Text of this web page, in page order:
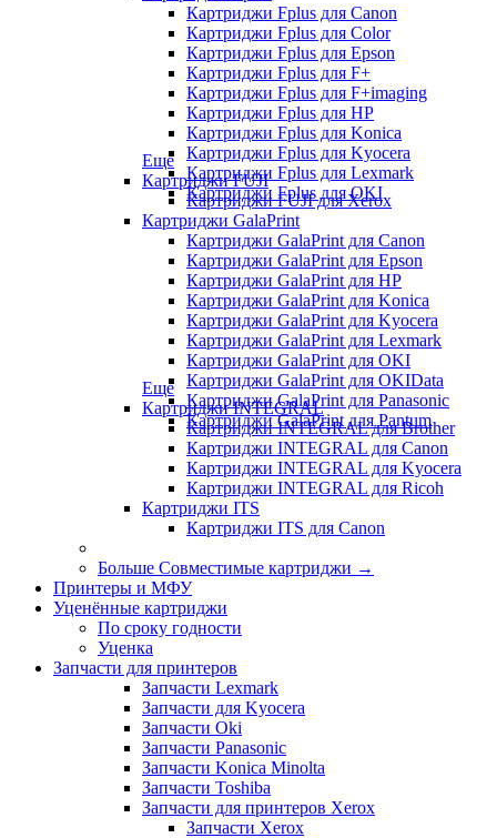
Картриджи Fplus для Canon
Картриджи Fplus для Color
Картриджи Fplus для Epson
Картриджи Fplus для F+
Картриджи Fplus для F+imaging
Картриджи Fplus для HP
Картриджи Fplus для Konica
Картриджи Fplus для Kyocera
Картриджи Fplus для Lexmark
Картриджи Fplus для OKI
Еще
Картриджи FUJI
Картриджи FUJI для Xerox
Картриджи GalaPrint
Картриджи GalaPrint для Canon
Картриджи GalaPrint для Epson
Картриджи GalaPrint для HP
Картриджи GalaPrint для Konica
Картриджи GalaPrint для Kyocera
Картриджи GalaPrint для Lexmark
Картриджи GalaPrint для OKI
Картриджи GalaPrint для OKIData
Картриджи GalaPrint для Panasonic
Картриджи GalaPrint для Pantum
Еще
Картриджи INTEGRAL
Картриджи INTEGRAL для Brother
Картриджи INTEGRAL для Canon
Картриджи INTEGRAL для Kyocera
Картриджи INTEGRAL для Ricoh
Картриджи ITS
Картриджи ITS для Canon
Больше Совместимые картриджи →
Принтеры и МФУ
Уценённые картриджи
По сроку годности
Уценка
Запчасти для принтеров
Запчасти Lexmark
Запчасти для Kyocera
Запчасти Oki
Запчасти Panasonic
Запчасти Koniсa Minolta
Запчасти Toshiba
Запчасти для принтеров Xerox
Запчасти Xerox